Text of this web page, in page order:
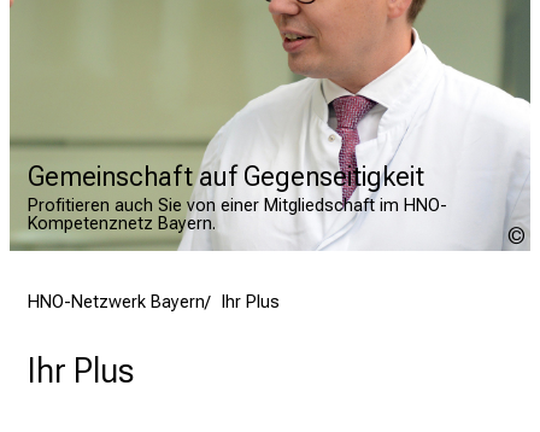
Gemeinschaft auf Gegenseitigkeit
Profitieren auch Sie von einer Mitgliedschaft im HNO-
Kompetenznetz Bayern.
HNO-Netzwerk Bayern Ihr Plus
Ihr Plus